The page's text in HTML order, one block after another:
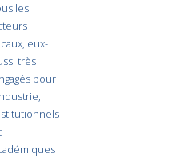
les
eux-
très
pour